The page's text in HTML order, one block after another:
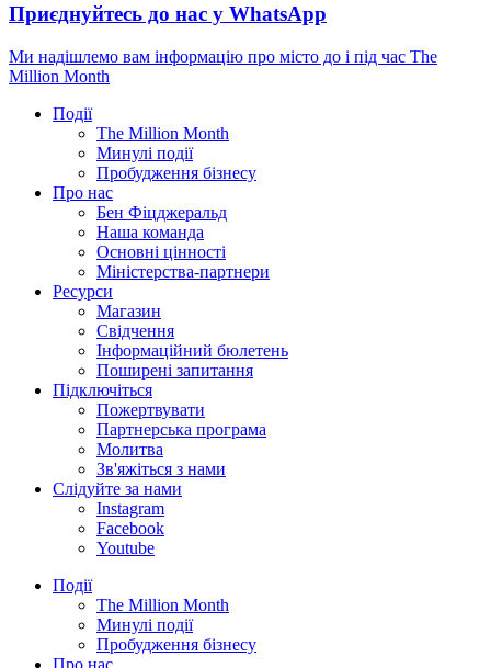
Приєднуйтесь до нас у WhatsApp
Ми надішлемо вам інформацію про місто до і під час The
Million Month
Події
The Million Month
Минулі події
Пробудження бізнесу
Про нас
Бен Фіцджеральд
Наша команда
Основні цінності
Міністерства-партнери
Ресурси
Магазин
Свідчення
Інформаційний бюлетень
Поширені запитання
Підключіться
Пожертвувати
Партнерська програма
Молитва
Зв'яжіться з нами
Слідуйте за нами
Instagram
Facebook
Youtube
Події
The Million Month
Минулі події
Пробудження бізнесу
Про нас